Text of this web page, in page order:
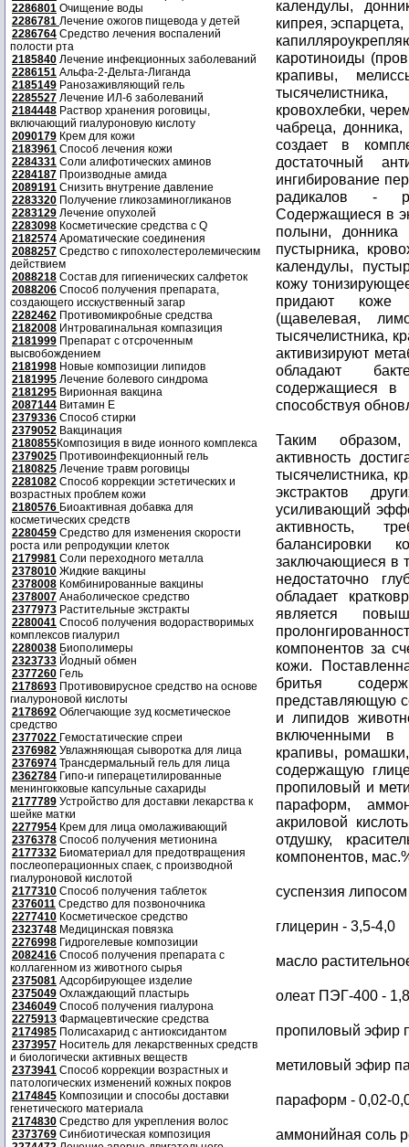
2286801 Очищение воды
2286781 Лечение ожогов пищевода у детей
2286764 Средство лечения воспалений
полости рта
2185840 Лечение инфекционных заболеваний
2286151 Альфа-2-Дельта-Лиганда
2185149 Ранозаживляющий гель
2285527 Лечение ИЛ-6 заболеваний
2184448 Раствор хранения роговицы,
включающий гиалуроновую кислоту
2090179 Крем для кожи
2183961 Способ лечения кожи
2284331 Соли алифотических аминов
2284187 Производные амида
2089191 Снизить внутрение давление
2283320 Получение гликозаминогликанов
2283129 Лечение опухолей
2283098 Косметические средства с Q
2182574 Ароматические соединения
2088257 Средство с гипохолестеролемическим
действием
2088218 Состав для гигиенических салфеток
2088206 Способ получения препарата,
создающего исскуственный загар
2282462 Противомикробные средства
2182008 Интровагинальная компазиция
2181999 Препарат с отсроченным
высвобождением
2181998 Новые композиции липидов
2181995 Лечение болевого синдрома
2181295 Вирионная вакцина
2087144 Витамин Е
2379336 Способ стирки
2379052 Вакцинация
2180855Композиция в виде ионного комплекса
2379025 Противоинфекционный гель
2180825 Лечение травм роговицы
2281082 Способ коррекции эстетических и
возрастных проблем кожи
2180576 Биоактивная добавка для
косметических средств
2280459 Средство для изменения скорости
роста или репродукции клеток
2179981 Соли переходного металла
2378010 Жидкие вакцины
2378008 Комбинированные вакцины
2378007 Анаболическое средство
2377973 Растительные экстракты
2280041 Способ получения водорастворимых
комплексов гиалурил
2280038 Биополимеры
2323733 Йодный обмен
2377260 Гель
2178693 Противовирусное средство на основе
гиалуроновой кислоты
2178692 Облегчающие зуд косметическое
средство
2377022 Гемостатические спреи
2376982 Увлажняющая сыворотка для лица
2376974 Трансдермальный гель для лица
2362784 Гипо-и гиперацетилированные
менингокковые капсульные сахариды
2177789 Устройство для доставки лекарства к
шейке матки
2277954 Крем для лица омолаживающий
2376378 Способ получения метионина
2177332 Биоматериал для предотвращения
послеоперационных спаек, с производной
гиалуроновой кислотой
2177310 Способ получения таблеток
2376011 Средство для позвоночника
2277410 Косметическое средство
2323748 Медицинская повязка
2276998 Гидрогелевые композиции
2082416 Способ получения препарата с
коллагенном из животного сырья
2375081 Адсорбирующее изделие
2375049 Охлаждающий пластырь
2346049 Способ получения гиалурона
2275913 Фармацевтические средства
2174985 Полисахарид с антиоксидантом
2373957 Носитель для лекарственных средств
и биологически активных веществ
2373941 Способ коррекции возрастных и
патологических изменений кожных покров
2174845 Композиции и способы доставки
генетического материала
2174830 Средство для укрепления волос
2373769 Синбиотическая композиция
календулы,
кипрея,
каротиноиды
крапивы,
кровохлебки,
чабреца,
создает в
достаточный
ингибирование
радикалов -
Содержащиеся в
полыни,
пустырника,
календулы,
кожу
придают коже
(щавелевая,
тысячелистника,
активизируют
обладают
содержащиеся в
способствуя
Таким образом,
активность
тысячелистника,
экстрактов
усиливающий
активность,
балансировки
заключающиеся в
недостаточно
обладает
является
компонентов за
кожи.
бритья
представляющую
и липидов
включенными в
крапивы,
содержащую
пропиловый и
параформ,
акриловой
отдушку,
компонентов,
суспензия
глицерин - 3,5-4,0
масло
олеат ПЭГ-400 -
пропиловый эфир
метиловый эфир
параформ - 0,02-
аммонийная соль